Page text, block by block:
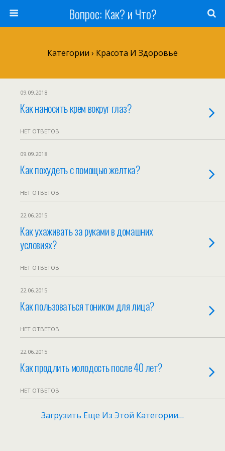
Вопрос: Как? и Что?
Категории › Красота И Здоровье
09.09.2018
Как наносить крем вокруг глаз?
НЕТ ОТВЕТОВ
09.09.2018
Как похудеть с помощью желтка?
НЕТ ОТВЕТОВ
22.06.2015
Как ухаживать за руками в домашних
условиях?
НЕТ ОТВЕТОВ
22.06.2015
Как пользоваться тоником для лица?
НЕТ ОТВЕТОВ
22.06.2015
Как продлить молодость после 40 лет?
НЕТ ОТВЕТОВ
Загрузить Еще Из Этой Категории…